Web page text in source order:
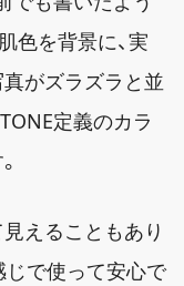
色を背景に、実
がズラズラと並
定義のカラ
えることもあり
じで使って安心で